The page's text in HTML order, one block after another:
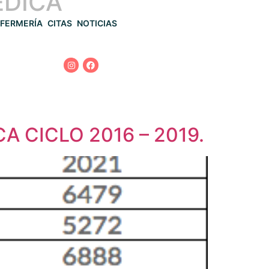
CITAS NOTICIAS
CICLO 2016 – 2019.